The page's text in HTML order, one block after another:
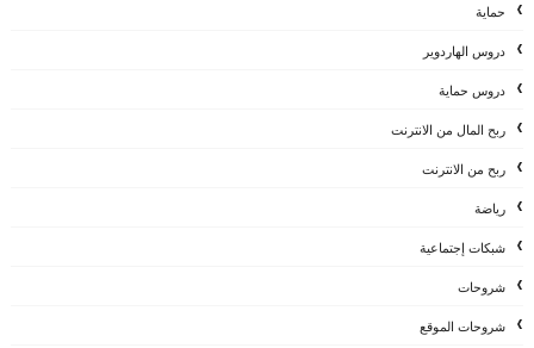
حماية
دروس الهاردوير
دروس حماية
ربح المال من الانترنت
ربح من الانترنت
رياضة
شبكات إجتماعية
شروحات
شروحات الموقع